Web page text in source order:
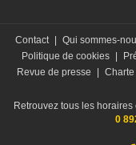
Contact | Qui sommes-
Politique de cookies |
Revue de presse
| Charte
Retrouvez tous les
0